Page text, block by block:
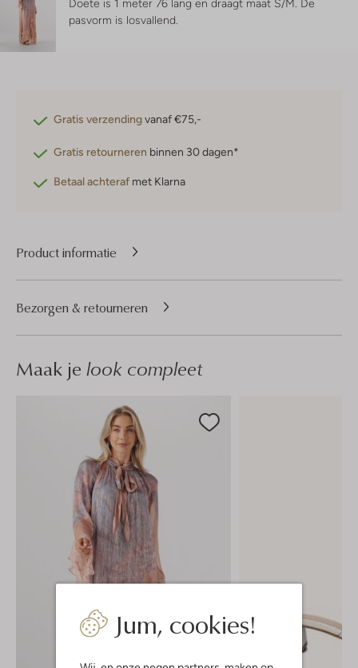
Jum, cookies!
Doete is 1 meter 76 lang en draagt maat S/M. De
pasvorm is losvallend
Gratis verzendingvanaf €75,-
Gratis retourneren binnen 30 dagen*
Betaal achteraf met Klarna
Product informatie
Bezorgen & retourneren
Maak je look compleet